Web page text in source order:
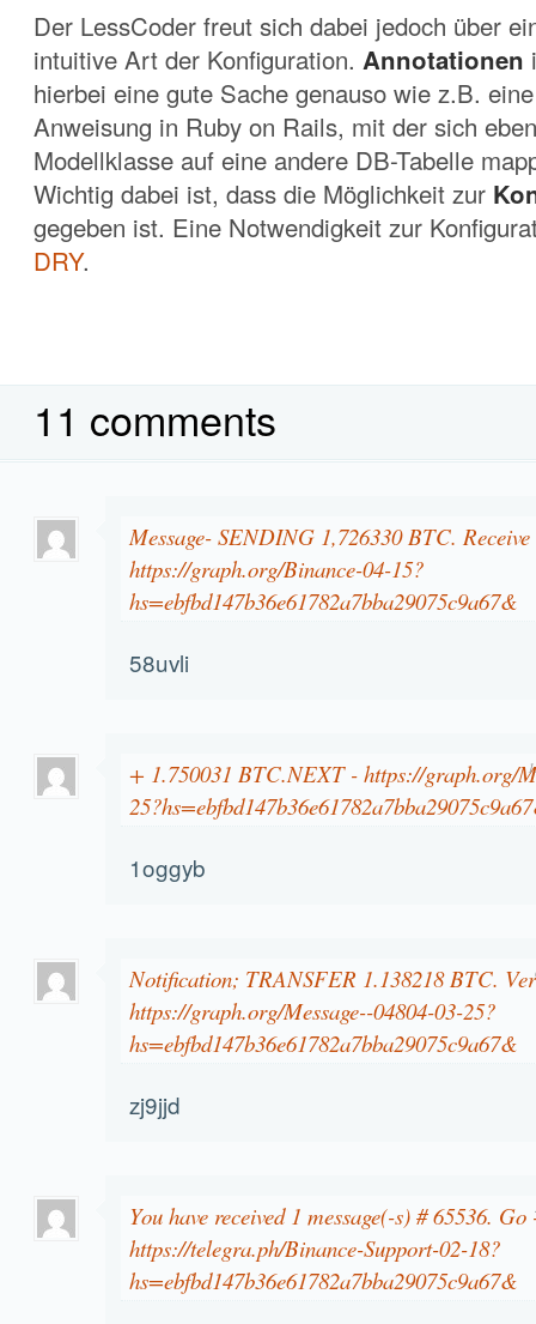
Der LessCoder freut sich dabei jedoch über
intuitive Art der Konfiguration. Annotationen
hierbei eine gute Sache genauso wie z.B.
Anweisung in Ruby on Rails, mit der sich
Modellklasse auf eine andere DB-Tabelle
Wichtig dabei ist, dass die Möglichkeit zur
gegeben ist. Eine Notwendigkeit zur
DRY.
11 comments
Message- SENDING 1,726330 BTC.
https://graph.org/Binance-04-15?
hs=ebfbd147b36e61782a7bba29075c9a67&
58uvli
+ 1.750031 BTC.NEXT - https://graph.org/
1oggyb
Notification; TRANSFER 1.138218 BTC.
https://graph.org/Message--04804-03-25?
hs=ebfbd147b36e61782a7bba29075c9a67&
zj9jjd
You have received 1 message(-s) # 65536. Go
https://telegra.ph/Binance-Support-02-18?
hs=ebfbd147b36e61782a7bba29075c9a67&